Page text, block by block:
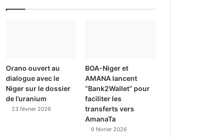
Orano ouvert au
dialogue avec le
Niger sur le dossier
de l’uranium
23 février 2026
BOA-Niger et
AMANA lancent
“Bank2Wallet” pour
faciliter les
transferts vers
AmanaTa
9 février 2026